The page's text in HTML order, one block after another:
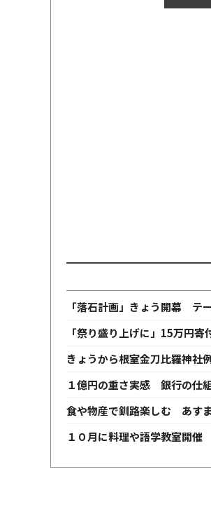
「落石計画」きょう開幕 テ
「祭り盛り上げに」15万円
きょうから根室金刀比羅神
１億円の重さ実感 銀行の仕
食や物産で釧路楽しむ あす
１０月に料理や語学教室開催